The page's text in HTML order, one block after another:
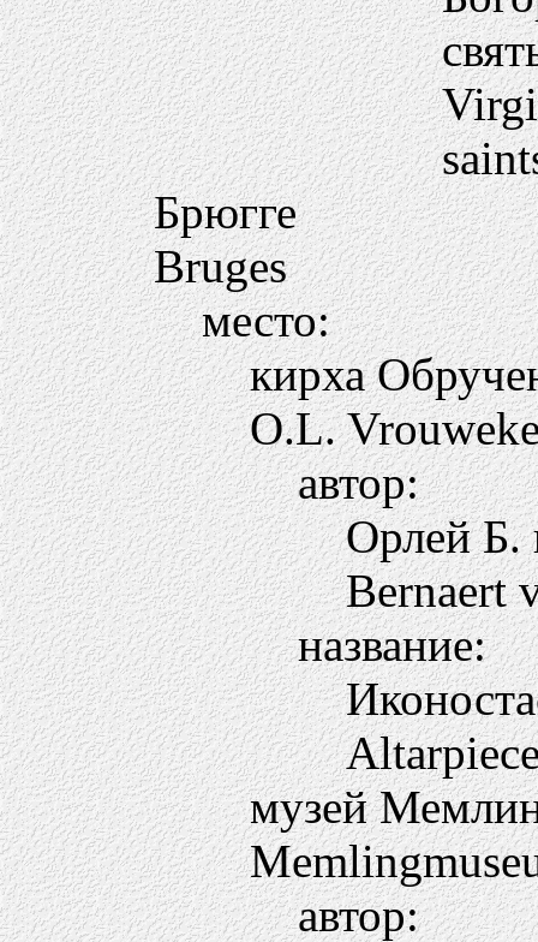
Брюгге
Bruges
место:
кирха
O.L.
автор:
Орлей Б.
Bernaert
название:
музей
автор: